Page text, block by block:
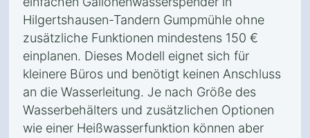
Hilgertshausen-Tandern Gumpmühle ohne
zusätzliche Funktionen mindestens 150 €
einplanen. Dieses Modell eignet sich für
kleinere Büros und benötigt keinen Anschluss
an die Wasserleitung. Je nach Größe des
Wasserbehälters und zusätzlichen Optionen
wie einer Heißwasserfunktion können aber